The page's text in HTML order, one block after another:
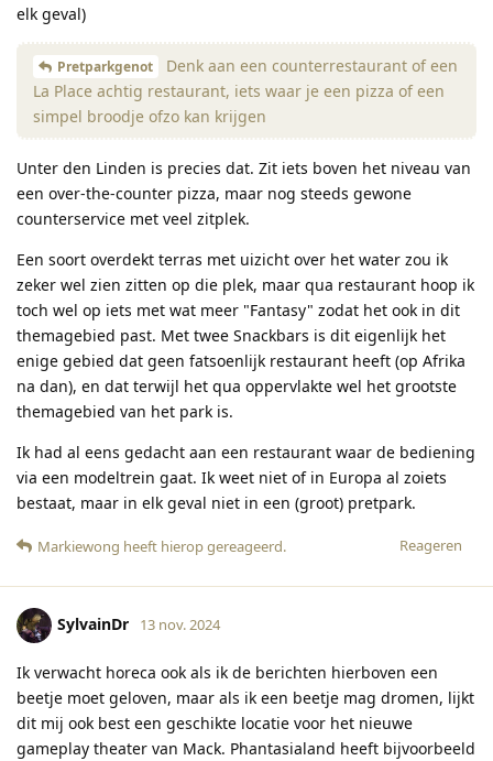
elk geval)
Pretparkgenot
Denk aan een counterrestaurant of een
La Place achtig restaurant, iets waar je een pizza of een
simpel broodje ofzo kan krijgen
Unter den Linden is precies dat. Zit iets boven het niveau van
een over-the-counter pizza, maar nog steeds gewone
counterservice met veel zitplek.
Een soort overdekt terras met uizicht over het water zou ik
zeker wel zien zitten op die plek, maar qua restaurant hoop ik
toch wel op iets met wat meer "Fantasy" zodat het ook in dit
themagebied past. Met twee Snackbars is dit eigenlijk het
enige gebied dat geen fatsoenlijk restaurant heeft (op Afrika
na dan), en dat terwijl het qua oppervlakte wel het grootste
themagebied van het park is.
Ik had al eens gedacht aan een restaurant waar de bediening
via een modeltrein gaat. Ik weet niet of in Europa al zoiets
bestaat, maar in elk geval niet in een (groot) pretpark.
Reageren
Markiewong heeft hierop gereageerd.
SylvainDr 13 nov. 2024
Ik verwacht horeca ook als ik de berichten hierboven een
beetje moet geloven, maar als ik een beetje mag dromen, lijkt
dit mij ook best een geschikte locatie voor het nieuwe
gameplay theater van Mack. Phantasialand heeft bijvoorbeeld